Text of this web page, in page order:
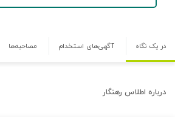
در یک نگاه آگهی‌های استخدام مصاحبه‌ها
درباره اطلاس رهنگار